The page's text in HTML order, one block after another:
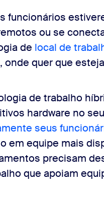
de mesas
melhor dentro do
funcionários
ou se
de local de
, onde quer que
de trabalho
hardware no
seus
em equipe mais
precisam
que apoiam